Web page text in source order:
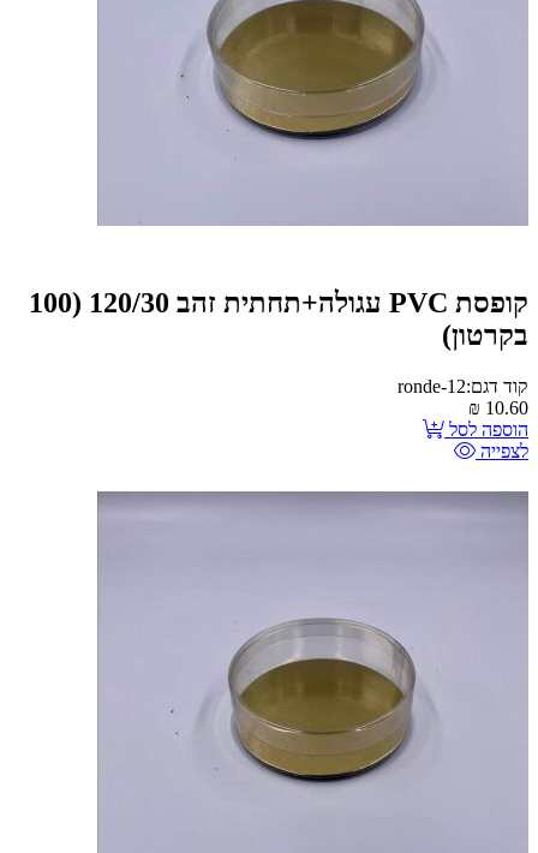
קופסת PVC עגולה+תחתית זהב 120/30 (100
בקרטון)
קוד דגם:ronde-12
10.60
₪
הוספה לסל
לצפייה